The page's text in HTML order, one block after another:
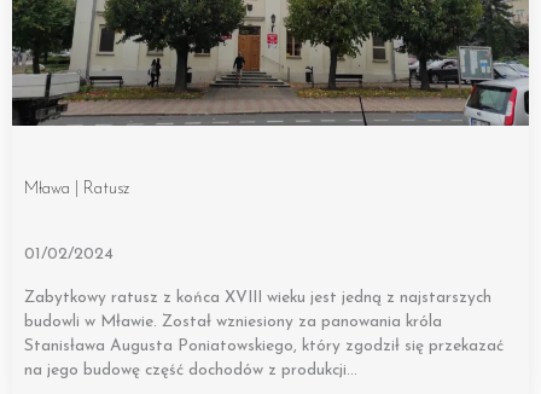
Mława | Ratusz
01/02/2024
Zabytkowy ratusz z końca XVIII wieku jest jedną z najstarszych
budowli w Mławie. Został wzniesiony za panowania króla
Stanisława Augusta Poniatowskiego, który zgodził się przekazać
na jego budowę część dochodów z produkcji…